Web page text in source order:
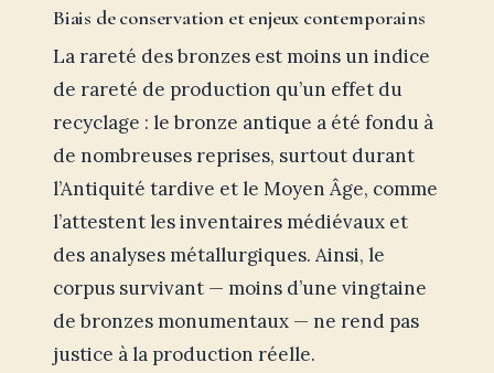
Biais de conservation et enjeux contemporains
La rareté des bronzes est moins un indice
de rareté de production qu’un effet du
recyclage : le bronze antique a été fondu à
de nombreuses reprises, surtout durant
l’Antiquité tardive et le Moyen Âge, comme
l’attestent les inventaires médiévaux et
des analyses métallurgiques. Ainsi, le
corpus survivant — moins d’une vingtaine
de bronzes monumentaux — ne rend pas
justice à la production réelle.